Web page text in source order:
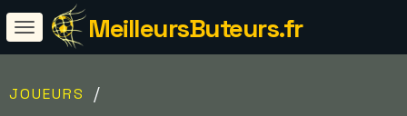
MeilleursButeurs.fr
JOUEURS /